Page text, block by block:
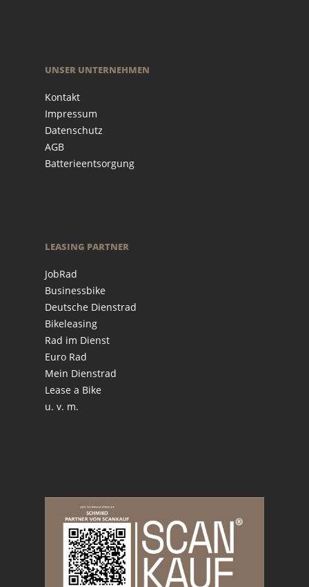
UNSER UNTERNEHMEN
Kontakt
Impressum
Datenschutz
AGB
Batterieentsorgung
LEASING PARTNER
JobRad
Businessbike
Deutsche Dienstrad
Bikeleasing
Rad im Dienst
Euro Rad
Mein Dienstrad
Lease a Bike
u. v. m.